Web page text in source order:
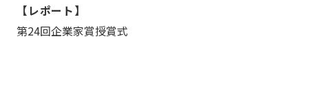
【レポート】
第24回企業家賞授賞式